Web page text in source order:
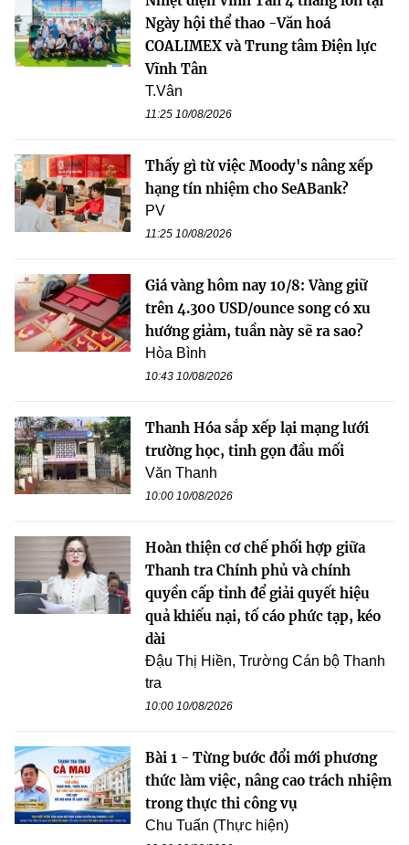
Ngày hội thể thao -Văn hoá
COALIMEX và Trung tâm Điện lực
Vĩnh Tân
T.Vân
11:25 10/08/2026
Thấy gì từ việc Moody's nâng xếp
hạng tín nhiệm cho SeABank?
PV
11:25 10/08/2026
Giá vàng hôm nay 10/8: Vàng giữ
trên 4.300 USD/ounce song có xu
hướng giảm, tuần này sẽ ra sao?
Hòa Bình
10:43 10/08/2026
Thanh Hóa sắp xếp lại mạng lưới
trường học, tinh gọn đầu mối
Văn Thanh
10:00 10/08/2026
Hoàn thiện cơ chế phối hợp giữa
Thanh tra Chính phủ và chính
quyền cấp tỉnh để giải quyết hiệu
quả khiếu nại, tố cáo phức tạp, kéo
dài
Đậu Thị Hiền, Trường Cán bộ Thanh
tra
10:00 10/08/2026
Bài 1 - Từng bước đổi mới phương
thức làm việc, nâng cao trách nhiệm
trong thực thi công vụ
Chu Tuấn (Thực hiện)